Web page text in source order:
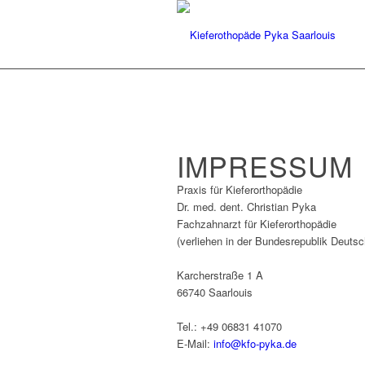
IMPRESSUM
Praxis für Kieferorthopädie
Dr. med. dent. Christian Pyka
Fachzahnarzt für Kieferorthopädie
(verliehen in der Bundesrepublik
Karcherstraße 1 A
66740 Saarlouis
Tel.: +49 06831 41070
E-Mail: info@kfo-pyka.de